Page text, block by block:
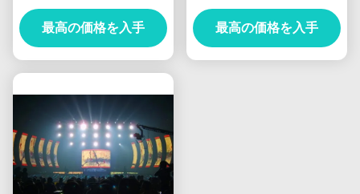
SMD2020 HD RGB フル
カラーLEDディスプレイ
フルカラーLEDディスプ
最高の価格を入手
像度 1200Cd/M2 明るさ
全彩室内LEDディスプレ
イ
最高の価格を入手